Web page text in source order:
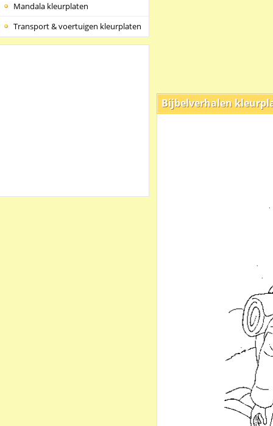
Mandala kleurplaten
Transport & voertuigen kleurplaten
Bijbelverhalen